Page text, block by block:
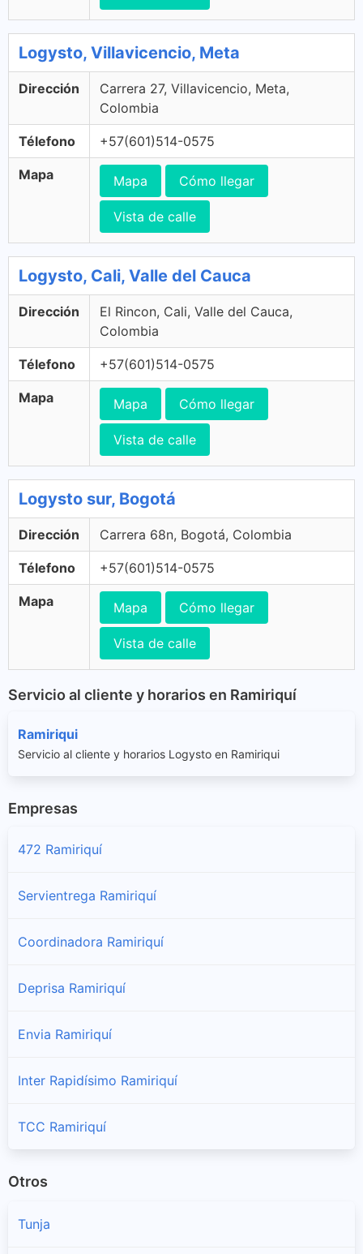
Logysto, Villavicencio, Meta
Dirección
Carrera 27, Villavicencio, Meta,
Colombia
Télefono +57(601)514-0575
Mapa Mapa Cómo llegar
Vista de calle
Logysto, Cali, Valle del Cauca
Dirección
El Rincon, Cali, Valle del Cauca,
Colombia
Télefono +57(601)514-0575
Mapa Mapa Cómo llegar
Vista de calle
Logysto sur, Bogotá
Dirección Carrera 68n, Bogotá, Colombia
Télefono +57(601)514-0575
Mapa Mapa Cómo llegar
Vista de calle
Servicio al cliente y horarios en Ramiriquí
Ramiriqui
Servicio al cliente y horarios Logysto en Ramiriqui
Empresas
472 Ramiriquí
Servientrega Ramiriquí
Coordinadora Ramiriquí
Deprisa Ramiriquí
Envia Ramiriquí
Inter Rapidísimo Ramiriquí
TCC Ramiriquí
Otros
Tunja